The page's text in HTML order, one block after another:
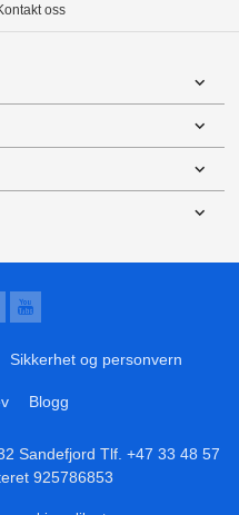
oss
Sikkerhet og personvern
Blogg
Sandefjord Tlf. +47 33 48 57
925786853